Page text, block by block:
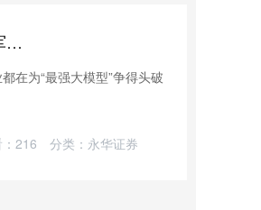
星合证券 全球最大AI模型聚合平台诞生！不争冠军只做擂台
在为“最强大模型”争得头破
216 分类： 永华证券